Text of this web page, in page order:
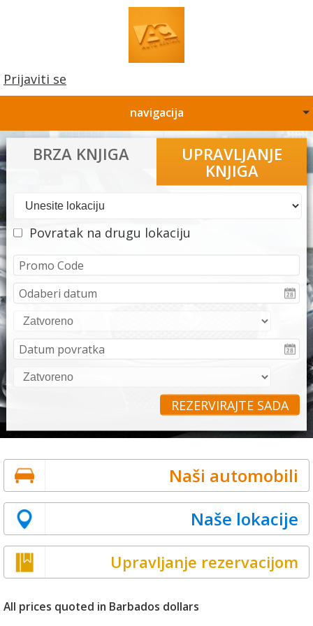
Prijaviti se
navigacija
BRZA KNJIGA
UPRAVLJANJE
KNJIGA
Povratak na drugu lokaciju
REZERVIRAJTE SADA
Naši automobili
Naše lokacije
Upravljanje rezervacijom
All prices quoted in Barbados dollars